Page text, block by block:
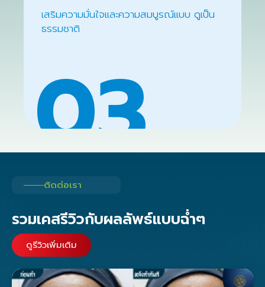
เสริมความมั่นใจและความสมบูรณ์แบบ ดูเป็น
ธรรมชาติ
03
ติดต่อเรา
รวมเคสรีวิวกับผลลัพธ์แบบฉ่ำๆ
ดูรีวิวเพิ่มเติม